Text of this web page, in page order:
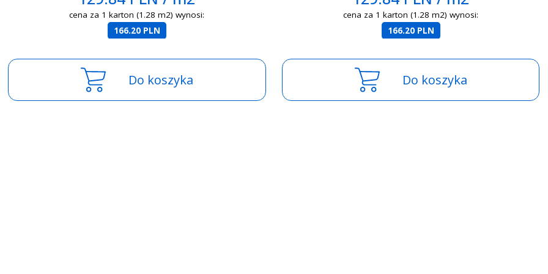
cena za 1 karton (1.28 m2) wynosi:
166.20 PLN
Do koszyka
cena za 1 karton (1.28 m2) wynosi:
166.20 PLN
Do koszyka